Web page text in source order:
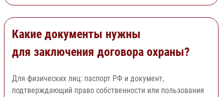
Какие документы нужны
для заключения договора охраны?
Для физических лиц: паспорт РФ и документ,
подтверждающий право собственности или пользования